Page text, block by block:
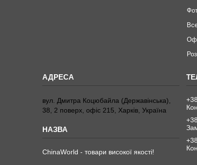
вул. Дмитра Коцюбайла (Державінська),
38, 2 поверх, офіс 215, Харків, Україна
ChinaWorld - товари високої якості!